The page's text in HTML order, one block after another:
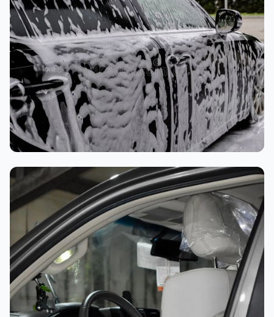
غسيل رغوي